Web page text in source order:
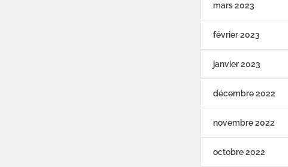
mars 2023
février 2023
janvier 2023
décembre 2022
novembre 2022
octobre 2022